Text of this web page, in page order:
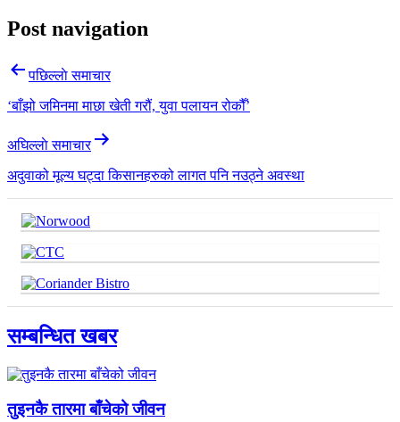
Post navigation
पछिल्लाे समाचार
‘बाँझो जमिनमा माछा खेती गरौं, युवा पलायन रोकौँ’
अघिल्लाे समाचार
अदुवाको मूल्य घट्दा किसानहरुको लागत पनि नउठ्ने अवस्था
सम्बन्धित खबर
तुइनकै तारमा बाँचेको जीवन